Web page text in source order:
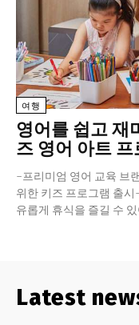
여행
영어를 쉽고 재
즈 영어 아트 프
-프리미엄 영어 교육 브
위한 키즈 프로그램 출
Latest